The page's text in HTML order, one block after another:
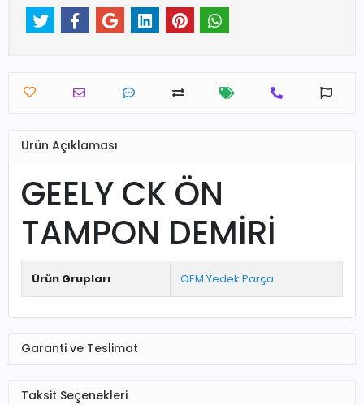
Ürün Açıklaması
GEELY CK ÖN
TAMPON DEMİRİ
Ürün Grupları OEM Yedek Parça
Garanti ve Teslimat
Taksit Seçenekleri